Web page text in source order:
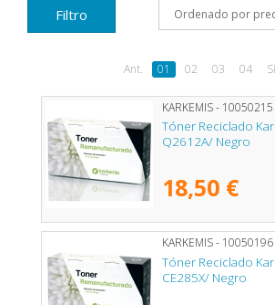
Filtro
Ant. 01 02 03 04
KARKEMIS - 10050215
Tóner Reciclado
Q2612A/ Negro
18,50 €
KARKEMIS - 10050196
Tóner Reciclado
CE285X/ Negro